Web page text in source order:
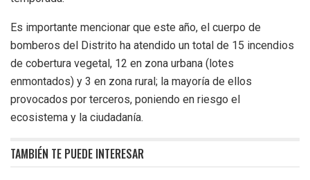
Es importante mencionar que este año, el cuerpo de
bomberos del Distrito ha atendido un total de 15 incendios
de cobertura vegetal, 12 en zona urbana (lotes
enmontados) y 3 en zona rural; la mayoría de ellos
provocados por terceros, poniendo en riesgo el
ecosistema y la ciudadanía.
TAMBIÉN TE PUEDE INTERESAR